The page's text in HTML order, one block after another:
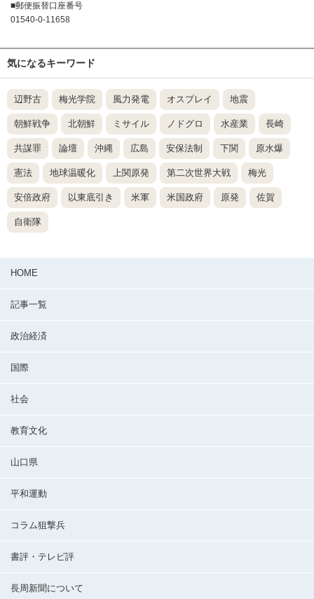
■郵便振替口座番号
01540-0-11658
気になるキーワード
辺野古 梅光学院 風力発電 オスプレイ 地震
朝鮮戦争 北朝鮮 ミサイル ノドグロ 水産業 長崎
共謀罪 論壇 沖縄 広島 安保法制 下関 原水爆
憲法 地球温暖化 上関原発 第二次世界大戦 梅光
安倍政府 以東底引き 米軍 米国政府 原発 佐賀
自衛隊
HOME
記事一覧
政治経済
国際
社会
教育文化
山口県
平和運動
コラム狙撃兵
書評・テレビ評
長周新聞について